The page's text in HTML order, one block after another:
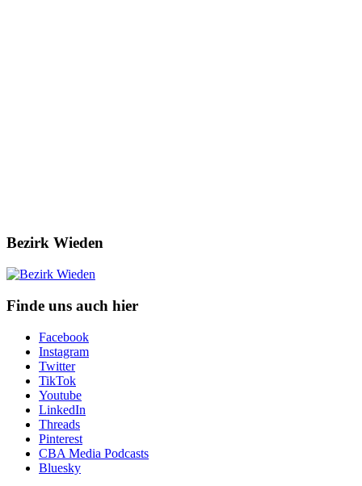
Bezirk Wieden
Finde uns auch hier
Facebook
Instagram
Twitter
TikTok
Youtube
LinkedIn
Threads
Pinterest
CBA Media Podcasts
Bluesky